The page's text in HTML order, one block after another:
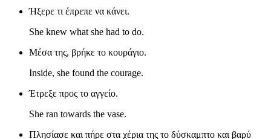
Ήξερε τι έπρεπε να κάνει.
She knew what she had to do.
Μέσα της, βρήκε το κουράγιο.
Inside, she found the courage.
Έτρεξε προς το αγγείο.
She ran towards the vase.
Πλησίασε και πήρε στα χέρια της το δύσκαμπτο και βαρύ